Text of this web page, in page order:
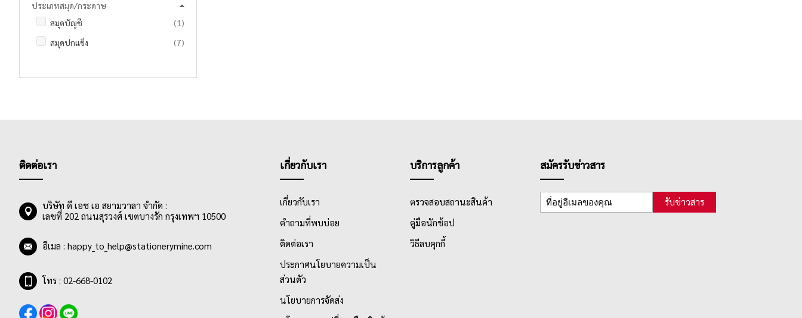
ปากกาไฮไลท์
ป้ายสติ๊กเกอร์
แฟ้มสันแคบ
ยางลบ
6 รายการ
ลวดเสียบ
2รายการ
ประเภทสมุด/กระดาษ
สมุดบัญชี
1 ชิ้น
สมุดปกแข็ง
7รายการ
ติดต่อเรา
บริษัท ดี เอช เอ สยามวาลา จำกัด :
เลขที่ 202 ถนนสุรวงศ์ เขตบางรัก กรุงเทพฯ 10500
อีเมล : happy_to_help@stationerymine.com
โทร : 02-668-0102
เกี่ยวกับเรา
เกี่ยวกับเรา
คำถามที่พบบ่อย
ติดต่อเรา
ประกาศนโยบายความเป็น
ส่วนตัว
นโยบายการจัดส่ง
บริการลูกค้า
ตรวจสอบสถานะสินค้า
คู่มือนักช้อป
วิธีลบคุกกี้
สมัครรับข่าวสาร
รับข่าวสาร